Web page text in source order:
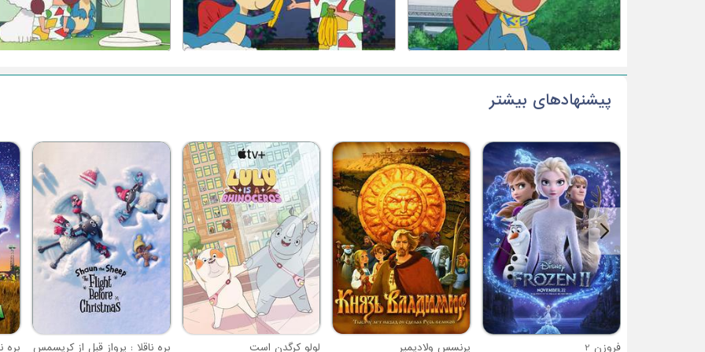
پیشنهادهای بیشتر
فروزن 2 پرنسس ولادیمیر لولو کرگدن است بره ناقلا : پرواز قبل از کریسمس بره